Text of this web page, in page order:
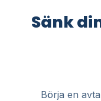
Sänk
Börja en